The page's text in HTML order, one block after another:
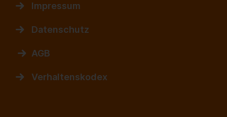
Impressum
Datenschutz
AGB
Verhaltenskodex